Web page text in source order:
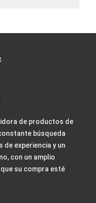
de productos de
búsqueda
de experiencia y un
con un amplio
su compra esté